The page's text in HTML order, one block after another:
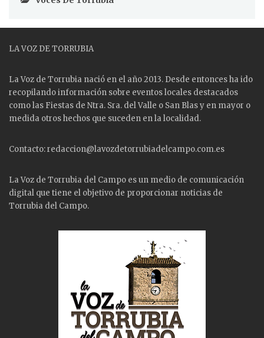
LA VOZ DE TORRUBIA
La Voz de Torrubia nació en el año 2013. Desde entonces ha ido
recopilando información sobre eventos locales destacados
como las Fiestas de Ntra. Sra. del Valle o San Blas y en mayor o
medida otros hechos que suceden en la localidad.
Contacto: redaccion@lavozdetorrubiadelcampo.com.es
La Voz de Torrubia del Campo es un medio de comunicación
digital que tiene el objetivo de proporcionar noticias de
Torrubia del Campo.